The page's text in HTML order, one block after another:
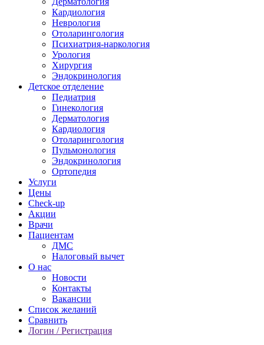
Кардиология
Неврология
Отоларингология
Психиатрия-наркология
Урология
Хирургия
Эндокринология
Детское отделение
Педиатрия
Гинекология
Дерматология
Кардиология
Отоларингология
Пульмонология
Эндокринология
Ортопедия
Услуги
Цены
Check-up
Акции
Врачи
Пациентам
ДМС
Налоговый вычет
О нас
Новости
Контакты
Вакансии
Список желаний
Сравнить
Логин / Регистрация